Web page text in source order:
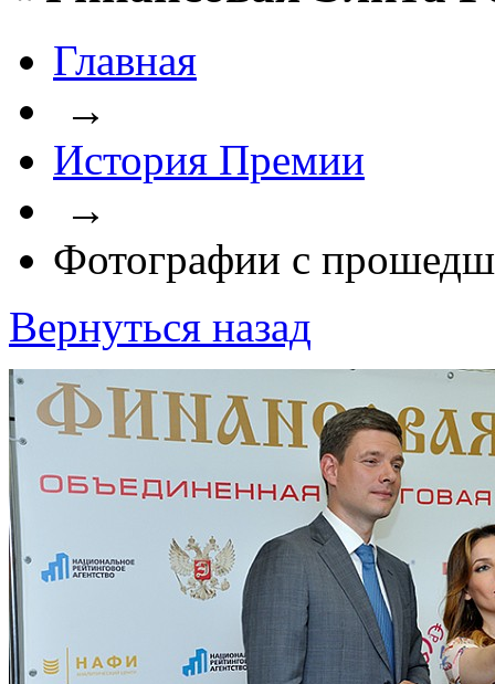
Главная
→
История Премии
→
Фотографии с
Вернуться назад